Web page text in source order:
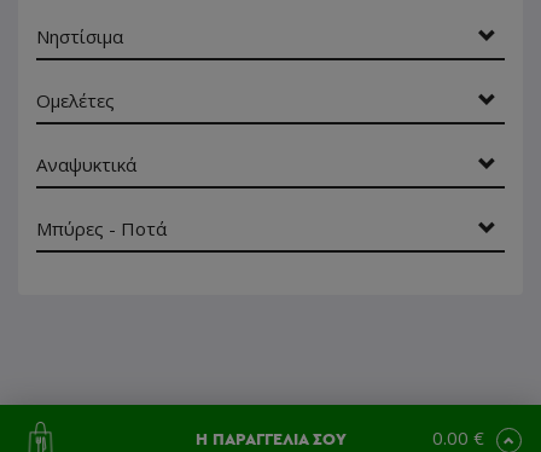
Νηστίσιμα
Ομελέτες
Αναψυκτικά
Μπύρες - Ποτά
Η ΠΑΡΑΓΓΕΛΙΑ ΣΟΥ 0.00 €